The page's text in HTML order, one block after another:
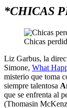
*CHICAS
Chicas
Liz Garbus, la
Simone, What
misterio que toma
siempre talentosa
que se enfrenta al
(Thomasin